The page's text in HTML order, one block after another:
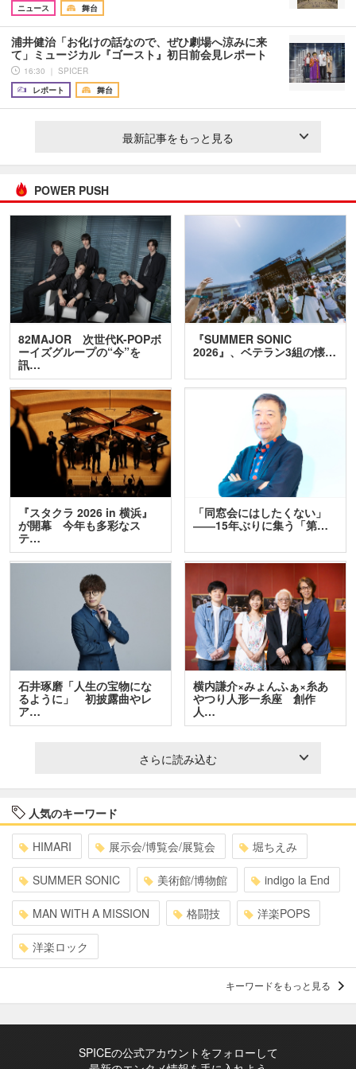
ニュース
舞台
浦井健治「お化けの話なので、ぜひ劇場へ涼みに来
て」ミュージカル『ゴースト』初日前会見レポート
16:30 ｜ SPICER
レポート
舞台
最新記事をもっと見る
POWER PUSH
82MAJOR 次世代K-POPボ
ーイズグループの“今”を
訊…
『SUMMER SONIC
2026』、ベテラン3組の懐…
『スタクラ 2026 in 横浜』
が開幕 今年も多彩なス
テ…
「同窓会にはしたくない」
――15年ぶりに集う「第…
石井琢磨「人生の宝物にな
るように」 初披露曲やレ
ア…
横内謙介×みょんふぁ×糸あ
やつり人形一糸座 創作
人…
さらに読み込む
人気のキーワード
HIMARI 展示会/博覧会/展覧会 堀ちえみ
SUMMER SONIC 美術館/博物館 indigo la End
MAN WITH A MISSION 格闘技 洋楽POPS
洋楽ロック
キーワードをもっと見る
SPICEの公式アカウントをフォローして